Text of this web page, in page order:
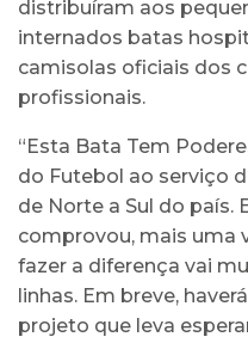
distribuíram aos
internados batas
camisolas oficiais dos
profissionais.
“Esta Bata Tem
do Futebol ao serviço
de Norte a Sul do país.
comprovou, mais uma
fazer a diferença vai
linhas. Em breve,
projeto que leva